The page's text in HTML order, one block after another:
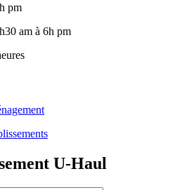
pm
am à 6h pm
U-Haul